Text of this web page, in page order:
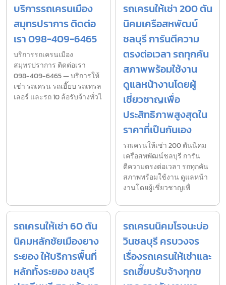
บริการรถเครนเมือง
สมุทรปราการ ติดต่อ
เรา 098-409-6465
บริการรถเครนเมือง
สมุทรปราการ ติดต่อเรา
098-409-6465 — บริการให้
เช่า รถเครน รถเฮี๊ยบ รถเทรล
เลอร์ และรถ 10 ล้อรับจ้างทั่วไ
รถเครนให้เช่า 200 ตัน
นิคมเครือสหพัฒน์
ชลบุรี การันตีความ
ตรงต่อเวลา รถทุกคัน
สภาพพร้อมใช้งาน
ดูแลหน้างานโดยผู้
เชี่ยวชาญเพื่อ
ประสิทธิภาพสูงสุดใน
ราคาที่เป็นกันเอง
รถเครนให้เช่า 200 ตันนิคม
เครือสหพัฒน์ชลบุรี การัน
ตีความตรงต่อเวลา รถทุกคัน
สภาพพร้อมใช้งาน ดูแลหน้า
งานโดยผู้เชี่ยวชาญเพื่
รถเครนให้เช่า 60 ตัน
นิคมหลักชัยเมืองยาง
ระยอง ให้บริการพื้นที่
หลักทั้งระยอง ชลบุรี
รถเครนนิคมโรจนะบ่อ
วินชลบุรี ครบวงจร
เรื่องรถเครนให้เช่าและ
รถเฮี๊ยบรับจ้างทุกข